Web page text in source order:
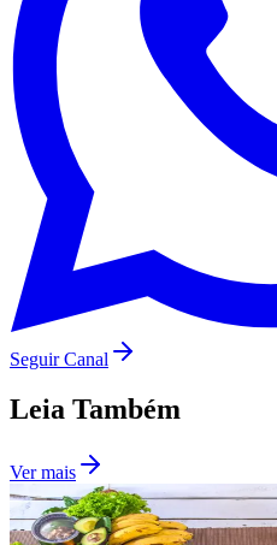
Vasco
Seguir Canal
Leia Também
Ver mais